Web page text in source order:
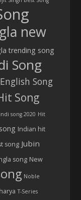
new
trending song
Song
English Song
Song
song 2020 Hit
Indian hit
song Jubin
song New
Noble
T-Series